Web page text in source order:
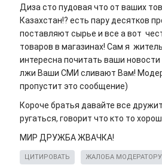
Диза сто пудовая что от ваших
Казахстан!? есть пару десятков
поставляют сырье и все а вот
товаров в магазинах! Сам я
интересна почитать ваши новости
лжи Ваши СМИ сливают Вам!
пропустит это сообщение)
Короче братья давайте все
ругаться, говорит что кто то
МИР ДРУЖБА ЖВАЧКА!
ЦИТИРОВАТЬ ЖАЛОБА МОДЕРАТОРУ